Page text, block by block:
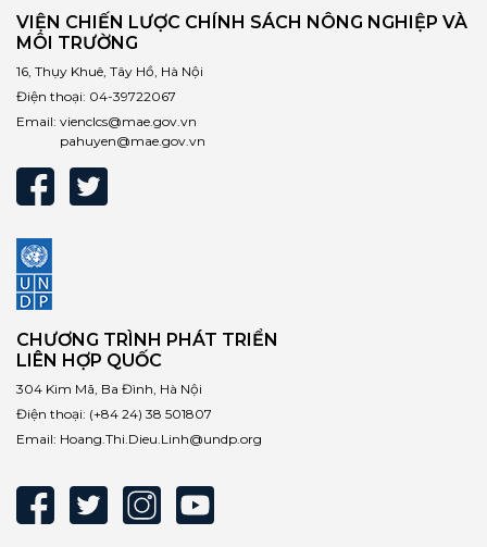
VIỆN CHIẾN LƯỢC CHÍNH SÁCH NÔNG NGHIỆP VÀ
MÔI TRƯỜNG
16, Thụy Khuê, Tây Hồ, Hà Nội
Điện thoại: 04-39722067
Email: vienclcs@mae.gov.vn
pahuyen@mae.gov.vn
CHƯƠNG TRÌNH PHÁT TRIỂN
LIÊN HỢP QUỐC
304 Kim Mã, Ba Đình, Hà Nội
Điện thoại: (+84 24) 38 501807
Email: Hoang.Thi.Dieu.Linh@undp.org